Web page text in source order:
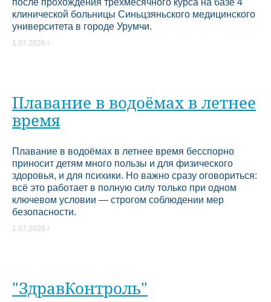
после прохождения трехмесячного курса на базе 4
клинической больницы Синьцзяньского медицинского
университета в городе Урумчи.
1.07.2026 г.
Плавание в водоёмах в летнее
время
Плавание в водоёмах в летнее время бесспорно
приносит детям много пользы и для физического
здоровья, и для психики. Но важно сразу оговориться:
всё это работает в полную силу только при одном
ключевом условии — строгом соблюдении мер
безопасности.
1.07.2026 г.
"ЗдравКонтроль"